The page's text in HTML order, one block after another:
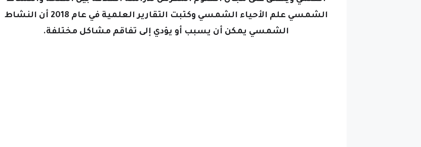
الشمسي علم الأحياء الشمسي
وكتبت التقارير العلمية في عام 2018 أن النشاط
الشمسي يمكن أن يسبب أو يؤدي إلى تفاقم مشاكل مختلفة.